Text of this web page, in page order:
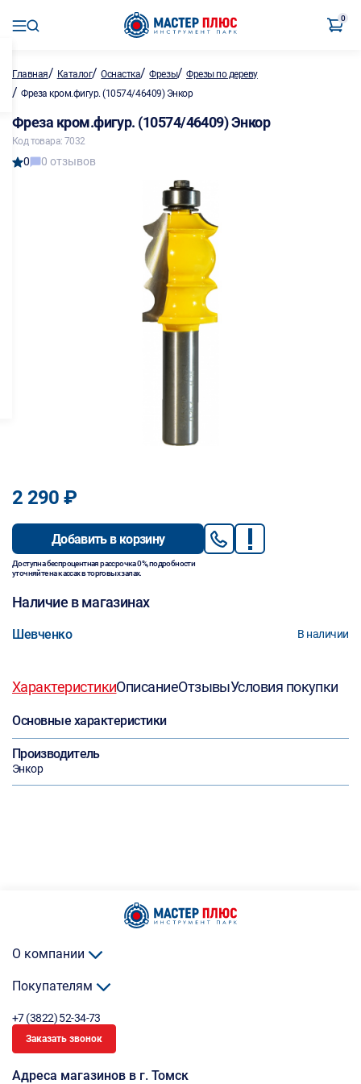
0
Главная/ Каталог/Оснастка/Фрезы/Фрезы по дереву
/ Фреза кром.фигур. (10574/46409) Энкор
Фреза кром.фигур. (10574/46409) Энкор
Код товара: 7032
0 0 отзывов
2 290 ₽
Добавить в корзину
Доступна беспроцентная рассрочка 0%, подробности
уточняйте на кассах в торговых залах.
Наличие в магазинах
Шевченко В наличии
ХарактеристикиОписаниеОтзывыУсловия покупки
Основные характеристики
Производитель
Энкор
О компании
Покупателям
+7 (3822) 52-34-73
Заказать звонок
Адреса магазинов в г. Томск